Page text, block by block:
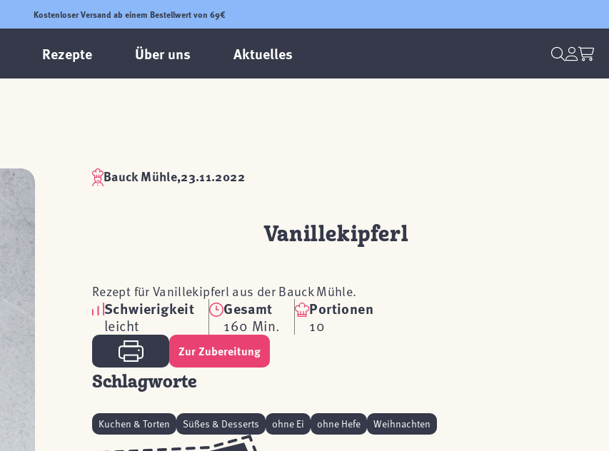
Kostenloser Versand ab einem Bestellwert von 69€
Rezepte Über uns Aktuelles
Bauck Mühle,23.11.2022
Vanillekipferl
Rezept für Vanillekipferl aus der Bauck Mühle.
Schwierigkeit
leicht
Gesamt
160 Min.
Portionen
10
Zur Zubereitung
Schlagworte
Kuchen & Torten Süßes & Desserts ohne Ei ohne Hefe Weihnachten